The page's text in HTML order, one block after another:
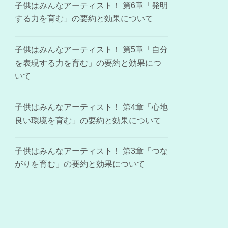
子供はみんなアーティスト！ 第6章「発明
する力を育む」の要約と効果について
子供はみんなアーティスト！ 第5章「自分
を表現する力を育む」の要約と効果につ
いて
子供はみんなアーティスト！ 第4章「心地
良い環境を育む」の要約と効果について
子供はみんなアーティスト！ 第3章「つな
がりを育む」の要約と効果について